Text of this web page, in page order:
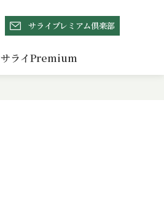
サライプレミアム倶楽部
サライPremium